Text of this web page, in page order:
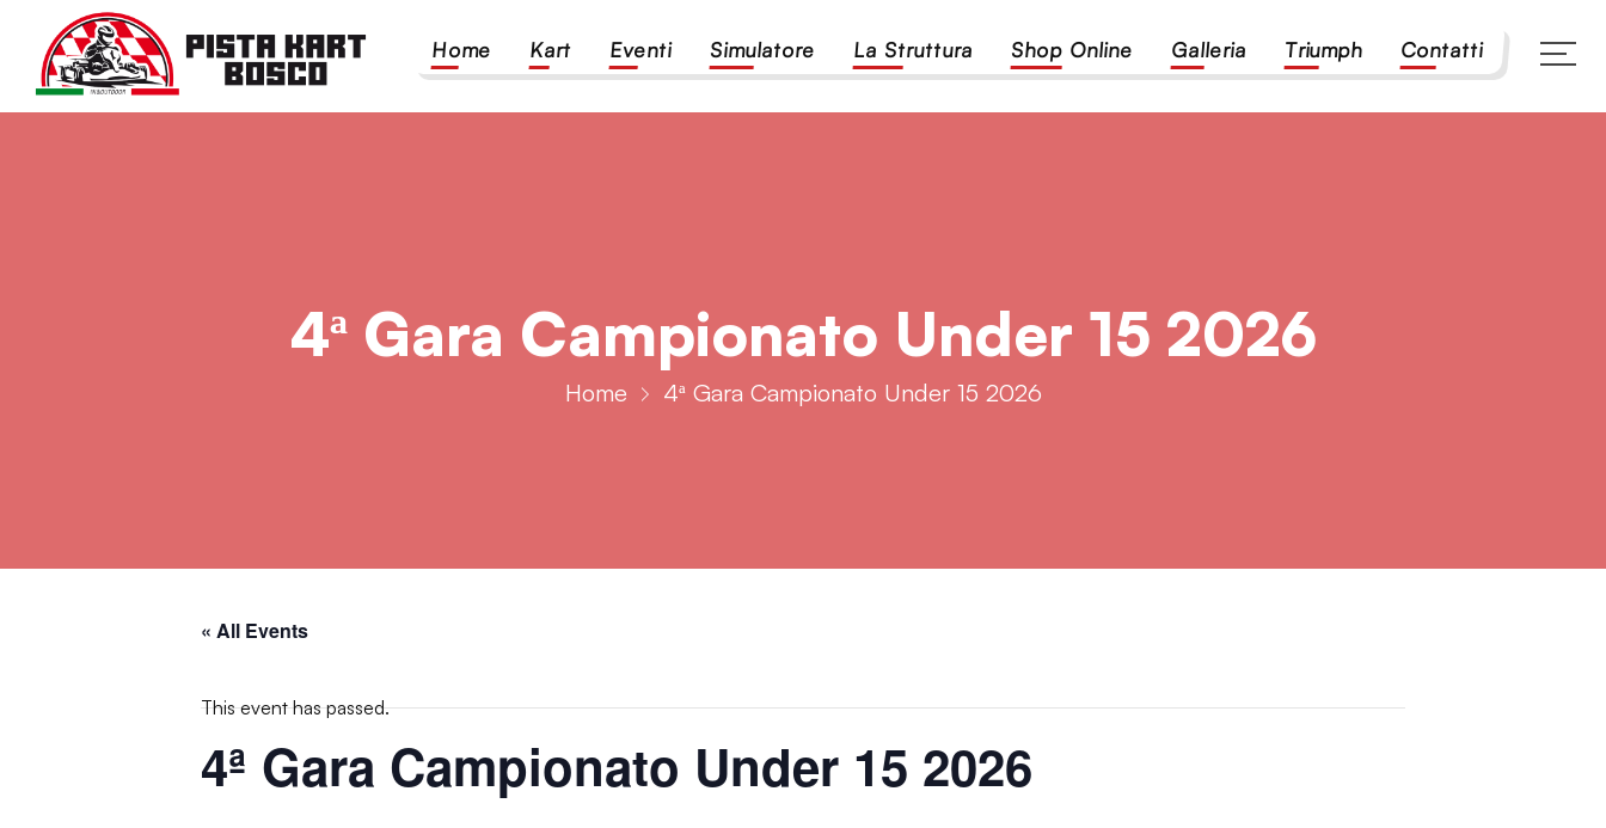
Home Kart Eventi Simulatore La Struttura Shop Online Galleria Triumph Contatti
4ª Gara Campionato Under 15 2026
Home 4ª Gara Campionato Under 15 2026
« All Events
This event has passed.
4ª Gara Campionato Under 15 2026